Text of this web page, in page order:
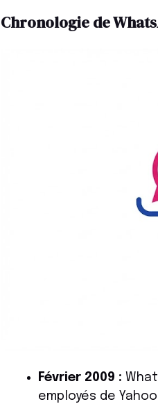
Chronologie de
Février 2009 :
employés de